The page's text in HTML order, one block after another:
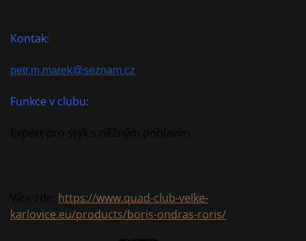
Kontak:
petr.m.marek@seznam.cz
Funkce v clubu:
https://www.quad-club-velke-
karlovice.eu/products/boris-ondras-roris/